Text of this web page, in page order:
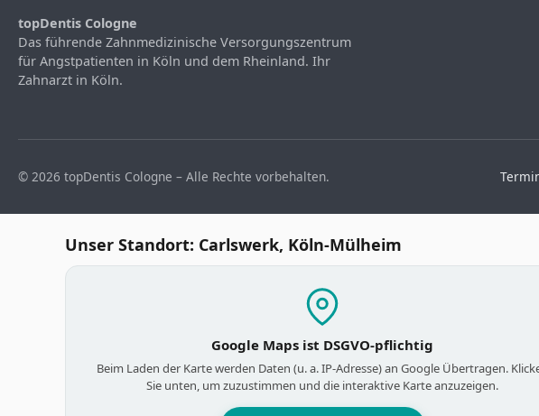
topDentis Cologne
Das führende Zahnmedizinische Versorgungszentrum
für Angstpatienten in Köln und dem Rheinland. Ihr
Zahnarzt in Köln.
© 2026 topDentis Cologne – Alle Rechte vorbehalten.
Unser Standort: Carlswerk, Köln-Mülheim
Google Maps ist DSGVO-pflichtig
Beim Laden der Karte werden Daten (u. a. IP-Adresse) an Google Übertragen.
Sie unten, um zuzustimmen und die interaktive Karte anzuzeigen.